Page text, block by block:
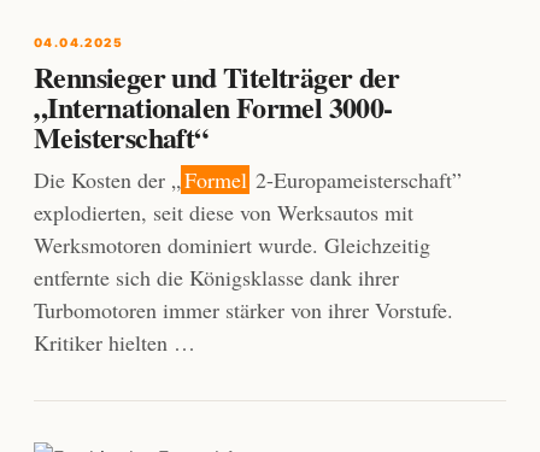
04.04.2025
Rennsieger und Titelträger der
„Internationalen Formel 3000-
Meisterschaft“
Die Kosten der „Formel 2-Europameisterschaft”
explodierten, seit diese von Werksautos mit
Werksmotoren dominiert wurde. Gleichzeitig
entfernte sich die Königsklasse dank ihrer
Turbomotoren immer stärker von ihrer Vorstufe.
Kritiker hielten …